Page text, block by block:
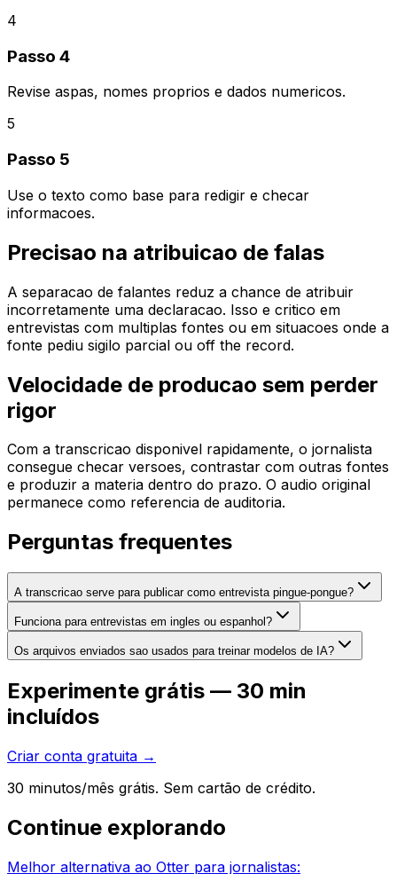
4
Passo 4
Revise aspas, nomes proprios e dados numericos.
5
Passo 5
Use o texto como base para redigir e checar
informacoes.
Precisao na atribuicao de falas
A separacao de falantes reduz a chance de atribuir
incorretamente uma declaracao. Isso e critico em
entrevistas com multiplas fontes ou em situacoes onde a
fonte pediu sigilo parcial ou off the record.
Velocidade de producao sem perder
rigor
Com a transcricao disponivel rapidamente, o jornalista
consegue checar versoes, contrastar com outras fontes
e produzir a materia dentro do prazo. O audio original
permanece como referencia de auditoria.
Perguntas frequentes
A transcricao serve para publicar como entrevista pingue-pongue?
Funciona para entrevistas em ingles ou espanhol?
Os arquivos enviados sao usados para treinar modelos de IA?
Experimente grátis — 30 min
incluídos
Criar conta gratuita →
30 minutos/mês grátis. Sem cartão de crédito.
Continue explorando
Melhor alternativa ao Otter para jornalistas: